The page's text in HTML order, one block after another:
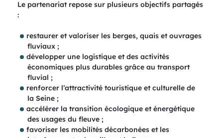
Le partenariat repose sur plusieurs objectifs partagés
:
restaurer et valoriser les berges, quais et ouvrages
fluviaux ;
développer une logistique et des activités
économiques plus durables grâce au transport
fluvial ;
renforcer l’attractivité touristique et culturelle de
la Seine ;
accélérer la transition écologique et énergétique
des usages du fleuve ;
favoriser les mobilités décarbonées et les